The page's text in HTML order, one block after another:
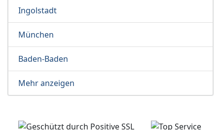
Ingolstadt
München
Baden-Baden
Mehr anzeigen